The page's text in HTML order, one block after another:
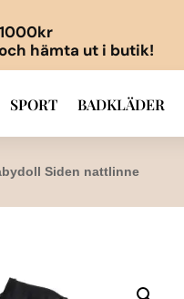
hämta ut i butik!
SPORT BADKLÄDER
Siden nattlinne